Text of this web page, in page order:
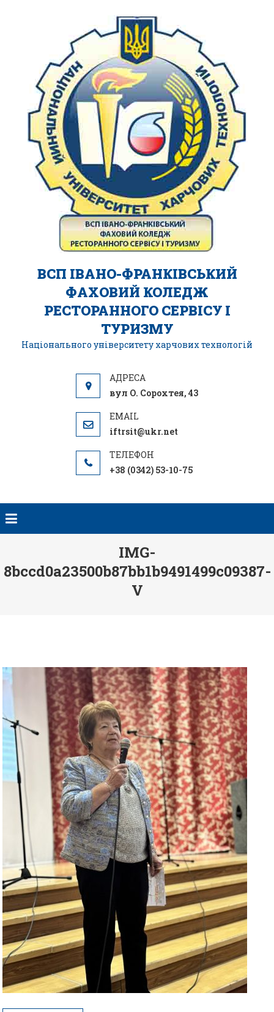
ВСП ІВАНО-ФРАНКІВСЬКИЙ
ФАХОВИЙ КОЛЕДЖ
РЕСТОРАННОГО СЕРВІСУ І
ТУРИЗМУ
Національного університету харчових технологій
вул О. Сорохтея, 43
iftrsit@ukr.net
+38 (0342) 53-10-75
IMG-
8bccd0a23500b87bb1b9491499c09387-
V